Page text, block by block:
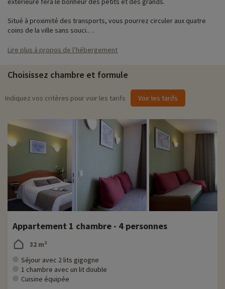
Situé à proximité des transports, vous pourrez circuler aux quatre
coins de la ville sans souci.
♥iNotre activité coup de cœur
• Petit train touristique: d'avril à la Toussaint
› Visite commentée de la ville
› Pratique avec les petits
› Gratuit pour les moins de 5 ans
Lire plus à propos de l’hébergement
Choisissez chambre et formule
Indiquez vos critères pour voir les tarifs Voir les tarifs
Appartement 1 chambre - 4 personnes
32 m²
Séjour avec 2 lits gigogne
1 chambre avec un lit double
Cuisine équipée